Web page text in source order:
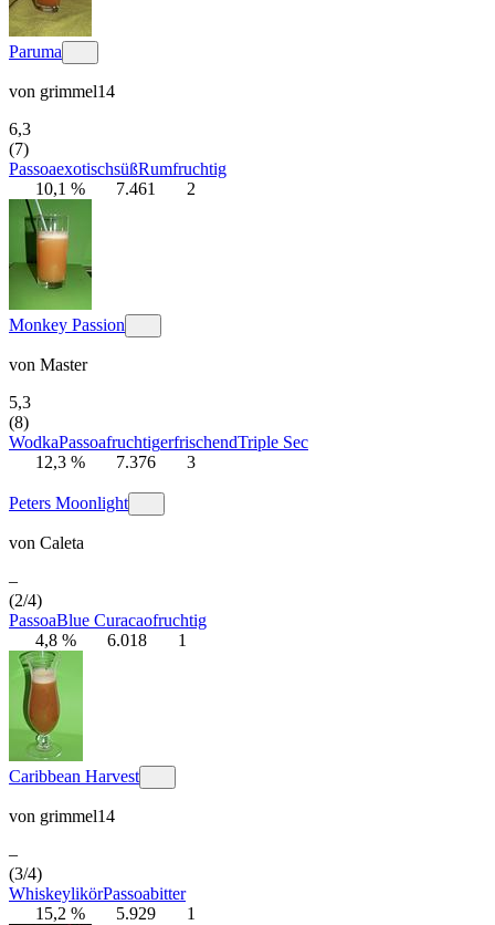
Paruma
von grimmel14
6,3
(7)
PassoaexotischsüßRumfruchtig
10,1 %
7.461 2
Monkey Passion
von Master
5,3
(8)
WodkaPassoafruchtigerfrischendTriple Sec
12,3 %
7.376 3
Peters Moonlight
von Caleta
–
(2/4)
PassoaBlue Curacaofruchtig
4,8 %
6.018 1
Caribbean Harvest
von grimmel14
–
(3/4)
WhiskeylikörPassoabitter
15,2 %
5.929 1